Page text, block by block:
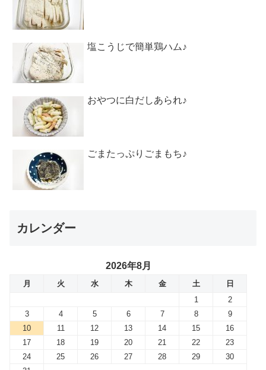
塩こうじで簡単鶏ハム♪
おやつに白だしあられ♪
ごまたっぷりごまもち♪
カレンダー
2026年8月
月 火 水 木 金 土
日
1
2
3
4 5 6 7 8
9
10
11 12 13 14 15
16
17
18 19 20 21 22
23
24
25 26 27 28 29
30